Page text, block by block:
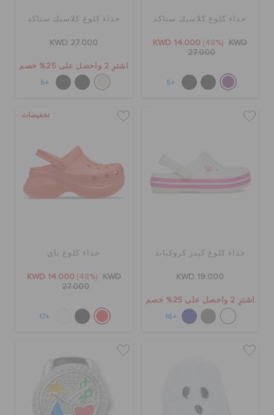
الطلبيات المرتجعة
خدمة العملاء
حذاء كلوغ كلاسيك ستاكد
KWD 14.000 (48%)
KWD
27.000
+5
حذاء كلوغ كلاسيك ستاكد
KWD 27.000
اشترِ 2 واحصل على 25% خصم
+5
حذاء كلوغ كيدز كروكباند
KWD 19.000
اشترِ 2 واحصل على 25% خصم
+16
تخفيضات
حذاء كلوغ باي
KWD 14.000 (48%)
KWD
27.000
+17